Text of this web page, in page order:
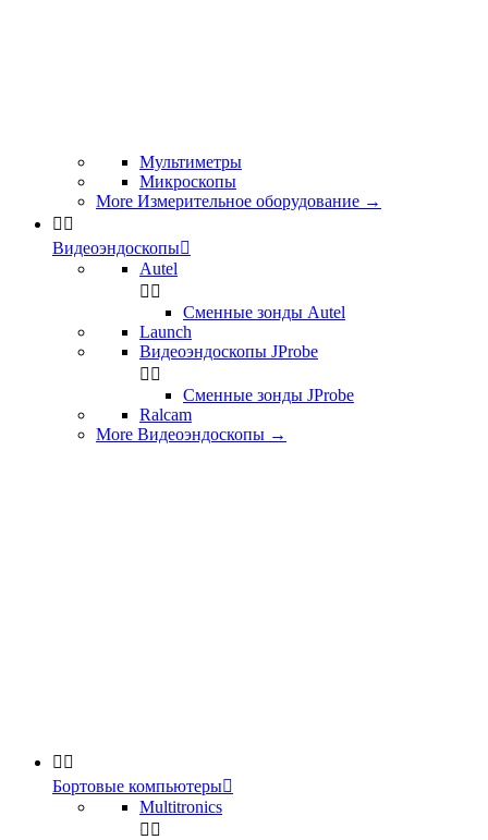
Мультиметры
Микроскопы
More Измерительное оборудование →
 
Видеоэндоскопы
Autel
 
Сменные зонды Autel
Launch
Видеоэндоскопы JProbe
 
Сменные зонды JProbe
Ralcam
More Видеоэндоскопы →
 
Бортовые компьютеры
Multitronics
 